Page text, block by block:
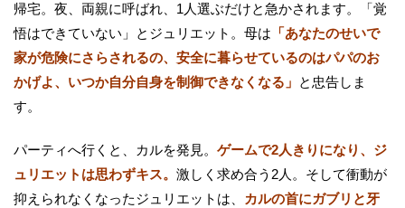
帰宅。夜、両親に呼ばれ、1人選ぶだけと急かされます。「覚
悟はできていない」とジュリエット。母は 「あなたのせいで
家が危険にさらされるの、安全に暮らせているのはパパのお
かげよ、いつか自分自身を制御できなくなる」 と忠告しま
す。
パーティへ行くと、カルを発見。 ゲームで2人きりになり、ジ
ュリエットは思わずキス。 激しく求め合う2人。そして衝動が
抑えられなくなったジュリエットは、
カルの首にガブリと牙